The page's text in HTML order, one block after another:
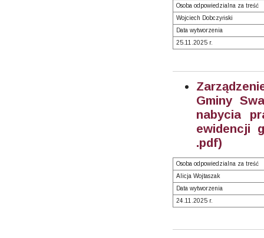
Osoba odpowiedzialna za treść
Wojciech Dobczyński
Data wytworzenia
25.11.2025 r.
Gminy
nabycia
ewidencji
.pdf)
Osoba odpowiedzialna za treść
Alicja Wojtaszak
Data wytworzenia
24.11.2025 r.